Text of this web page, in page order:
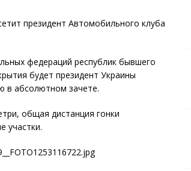
президент Автомобильного клуба
федераций республик бывшего
будет президент Украины
в абсолютном зачете.
общая дистанция гонки
участки.